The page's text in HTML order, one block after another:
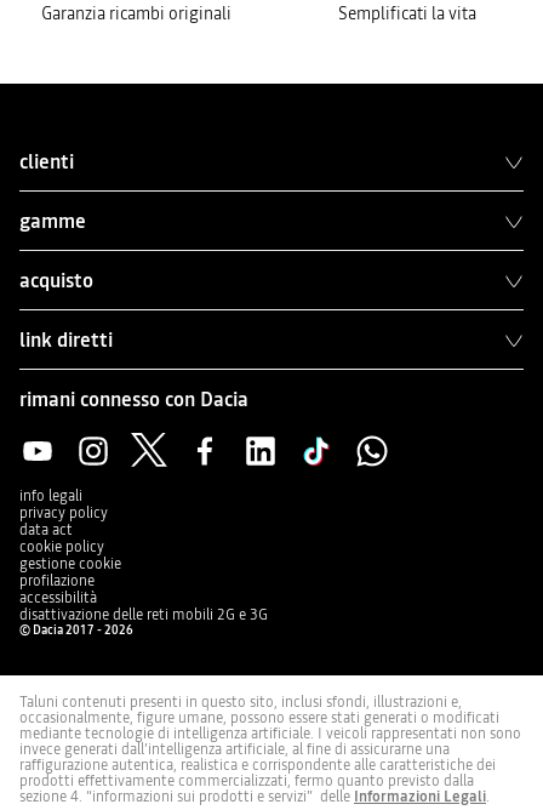
Garanzia ricambi originali Semplificati la vita
clienti
gamme
acquisto
link diretti
rimani connesso con Dacia
info legali
privacy policy
data act
cookie policy
gestione cookie
profilazione
accessibilità
disattivazione delle reti mobili 2G e 3G
© Dacia 2017 - 2026
Taluni contenuti presenti in questo sito, inclusi sfondi, illustrazioni e,
occasionalmente, figure umane, possono essere stati generati o modificati
mediante tecnologie di intelligenza artificiale. I veicoli rappresentati non sono
invece generati dall’intelligenza artificiale, al fine di assicurarne una
raffigurazione autentica, realistica e corrispondente alle caratteristiche dei
prodotti effettivamente commercializzati, fermo quanto previsto dalla
sezione 4. “informazioni sui prodotti e servizi” delle Informazioni Legali.